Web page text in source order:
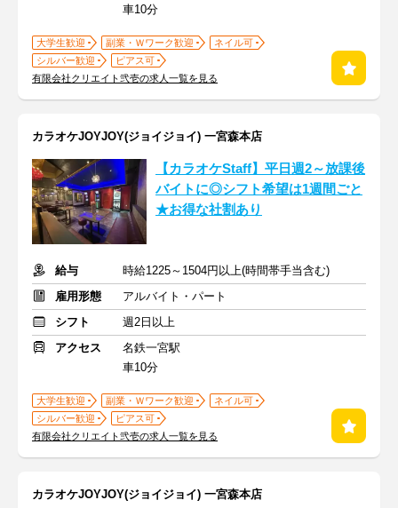
車10分
大学生歓迎 副業・Ｗワーク歓迎
ネイル可
シルバー歓迎
ピアス可
有限会社クリエイト弐壱の求人一覧を見る
カラオケJOYJOY(ジョイジョイ) 一宮森本店
【カラオケStaff】平日週2～放課後
バイトに◎シフト希望は1週間ごと
★お得な社割あり
給与
時給1225～1504円以上(時間帯手当含む)
雇用形態
アルバイト・パート
シフト
週2日以上
アクセス
名鉄一宮駅
車10分
大学生歓迎 副業・Ｗワーク歓迎
ネイル可
シルバー歓迎
ピアス可
有限会社クリエイト弐壱の求人一覧を見る
カラオケJOYJOY(ジョイジョイ) 一宮森本店